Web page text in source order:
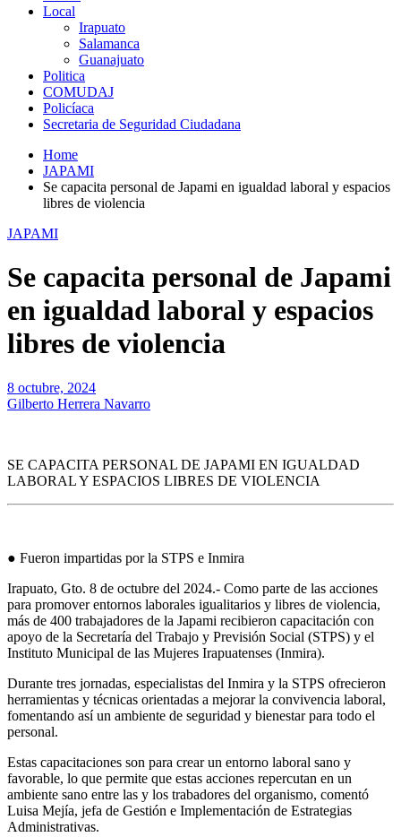
Local
Irapuato
Salamanca
Guanajuato
Politica
COMUDAJ
Policíaca
Secretaria de Seguridad Ciudadana
Home
JAPAMI
Se capacita personal de Japami en igualdad laboral y espacios
libres de violencia
JAPAMI
Se capacita personal de Japami
en igualdad laboral y espacios
libres de violencia
8 octubre, 2024
Gilberto Herrera Navarro
SE CAPACITA PERSONAL DE JAPAMI EN IGUALDAD
LABORAL Y ESPACIOS LIBRES DE VIOLENCIA
● Fueron impartidas por la STPS e Inmira
Irapuato, Gto. 8 de octubre del 2024.- Como parte de las acciones
para promover entornos laborales igualitarios y libres de violencia,
más de 400 trabajadores de la Japami recibieron capacitación con
apoyo de la Secretaría del Trabajo y Previsión Social (STPS) y el
Instituto Municipal de las Mujeres Irapuatenses (Inmira).
Durante tres jornadas, especialistas del Inmira y la STPS ofrecieron
herramientas y técnicas orientadas a mejorar la convivencia laboral,
fomentando así un ambiente de seguridad y bienestar para todo el
personal.
Estas capacitaciones son para crear un entorno laboral sano y
favorable, lo que permite que estas acciones repercutan en un
ambiente sano entre las y los trabadores del organismo, comentó
Luisa Mejía, jefa de Gestión e Implementación de Estrategias
Administrativas.